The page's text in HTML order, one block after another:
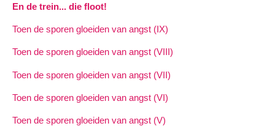
En de trein... die floot!
Toen de sporen gloeiden van angst (IX)
Toen de sporen gloeiden van angst (VIII)
Toen de sporen gloeiden van angst (VII)
Toen de sporen gloeiden van angst (VI)
Toen de sporen gloeiden van angst (V)